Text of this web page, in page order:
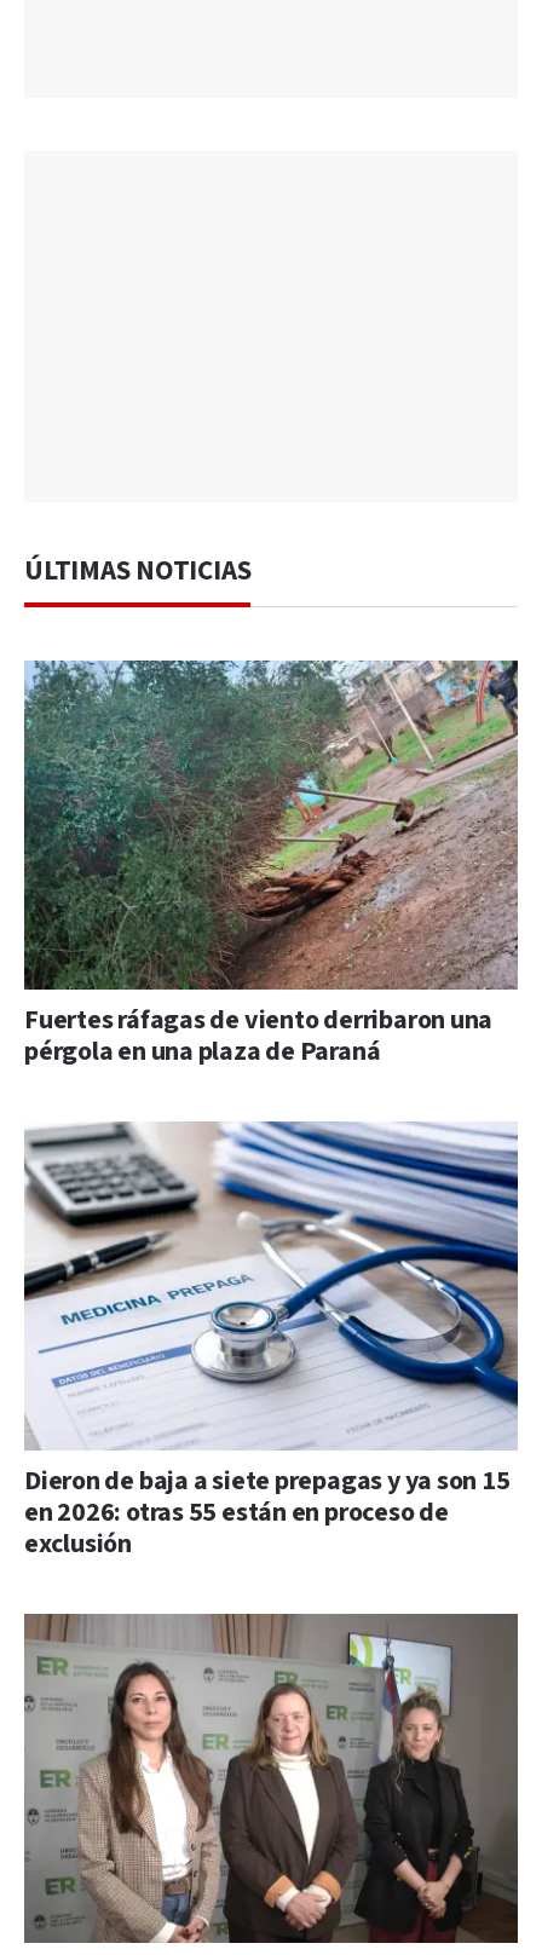
ÚLTIMAS NOTICIAS
Fuertes ráfagas de viento derribaron una
pérgola en una plaza de Paraná
Dieron de baja a siete prepagas y ya son 15
en 2026: otras 55 están en proceso de
exclusión